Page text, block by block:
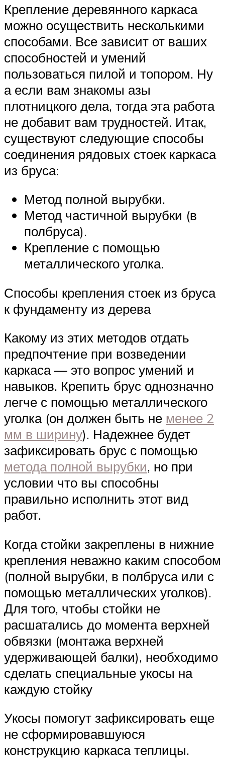
Крепление деревянного каркаса
можно осуществить несколькими
способами. Все зависит от ваших
способностей и умений
пользоваться пилой и топором. Ну
а если вам знакомы азы
плотницкого дела, тогда эта работа
не добавит вам трудностей. Итак,
существуют следующие способы
соединения рядовых стоек каркаса
из бруса:
Метод полной вырубки.
Метод частичной вырубки (в
полбруса).
Крепление с помощью
металлического уголка.
Способы крепления стоек из бруса
к фундаменту из дерева
Какому из этих методов отдать
предпочтение при возведении
каркаса — это вопрос умений и
навыков. Крепить брус однозначно
легче с помощью металлического
уголка (он должен быть не менее 2
мм в ширину). Надежнее будет
зафиксировать брус с помощью
метода полной вырубки, но при
условии что вы способны
правильно исполнить этот вид
работ.
Когда стойки закреплены в нижние
крепления неважно каким способом
(полной вырубки, в полбруса или с
помощью металлических уголков).
Для того, чтобы стойки не
расшатались до момента верхней
обвязки (монтажа верхней
удерживающей балки), необходимо
сделать специальные укосы на
каждую стойку
Укосы помогут зафиксировать еще
не сформировавшуюся
конструкцию каркаса теплицы.